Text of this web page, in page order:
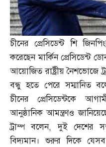
চীনের প্রেসিডেন্ট শি
করেছেন মার্কিন প্রেসিডেন্ট
আয়োজিত রাষ্ট্রীয় নৈশভোজে
বন্ধু হতে পেরে সম্মানিত
চীনের প্রেসিডেন্টকে
আনুষ্ঠানিক আমন্ত্রণও
ট্রাম্প বলেন,দুই দেশের
বিদ্যমান। শুরুর দিকে